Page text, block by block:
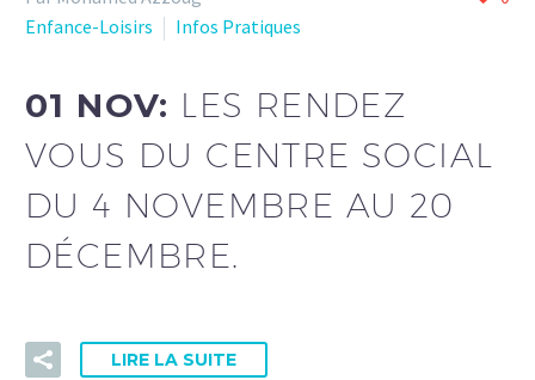
Enfance-Loisirs
Infos Pratiques
01 NOV: LES RENDEZ
VOUS DU CENTRE SOCIAL
DU 4 NOVEMBRE AU 20
DÉCEMBRE.
LIRE LA SUITE